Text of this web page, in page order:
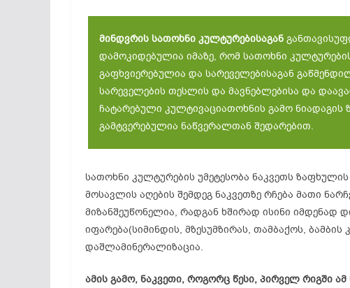
მინდვრის სათოხნი კულტურებისაგან
დამოკიდებულია იმაზე, რომ სათოხნი
გაფხვიერებულია და სარეველებისაგან
სარეველების თესლის და მავნებლებისა და
ჩატარებული კულტივაციათოხნის გამო
გამტვერებულია ნაწვერალთან შედარებით.
სათოხნი კულტურების უმეტესობა ნაკვეთს
მოსავლის აღების შემდეგ ნაკვეთზე რჩება მათი
მიზანშეუწონელია, რადგან ხშირად ისინი იმდენად
იფარება(სიმინდის, მზესუმზირას, თამბაქოს,
დაშლამინერალიზაცია.
ამის გამო, ნაკვეთი, როგორც წესი, პირველ რიგში